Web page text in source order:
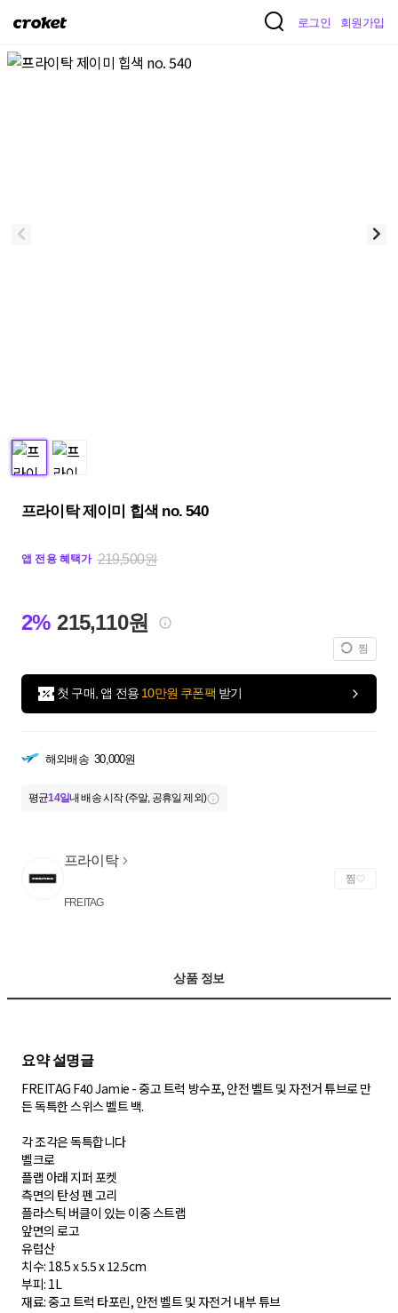
크
켓
로그인 회원가입
프라이탁 제이미 힙색 no. 540
앱 전용 혜택가 219,500원
2% 215,110원
찜
첫 구매, 앱 전용 10만원 쿠폰팩 받기
해외배송 30,000원
평균14일내 배송 시작 (주말, 공휴일 제외)
프라이탁
FREITAG
찜
상품 정보
요약 설명글
FREITAG F40 Jamie - 중고 트럭 방수포, 안전 벨트 및 자전거 튜브로 만
든 독특한 스위스 벨트 백.
각 조각은 독특합니다
벨크로
플랩 아래 지퍼 포켓
측면의 탄성 펜 고리
플라스틱 버클이 있는 이중 스트랩
앞면의 로고
유럽산
치수: 18.5 x 5.5 x 12.5cm
부피: 1L
재료: 중고 트럭 타포린, 안전 벨트 및 자전거 내부 튜브